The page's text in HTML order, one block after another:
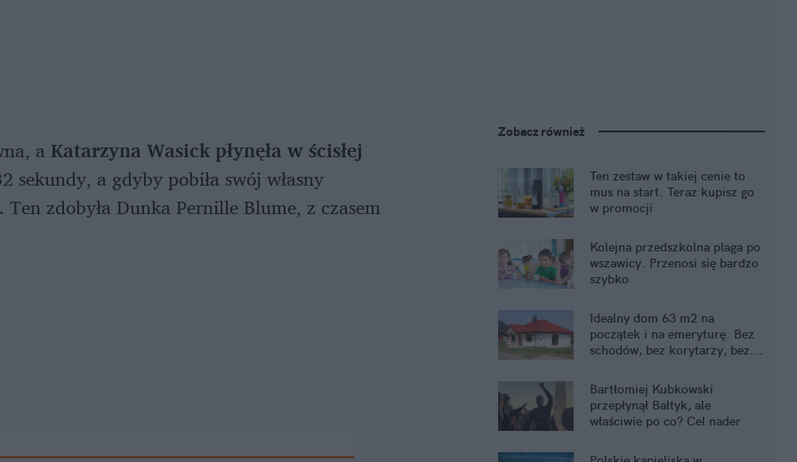
a Katarzyna Wasick płynęła w ścisłej
sekundy, a gdyby pobiła swój własny
zdobyła Dunka Pernille Blume, z czasem
Zobacz również
Ten zestaw w takiej cenie to
mus na start. Teraz kupisz go
w promocji
Kolejna przedszkolna plaga po
wszawicy. Przenosi się bardzo
szybko
Idealny dom 63 m2 na
początek i na emeryturę. Bez
schodów, bez korytarzy, bez...
Bartłomiej Kubkowski
przepłynął Bałtyk, ale
właściwie po co? Cel nader